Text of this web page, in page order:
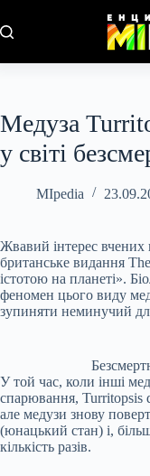
до
вмісту
Медуза
у світі
MIpedia
Жвавий інтерес вчених
британське видання
істотою на планеті».
феномен цього виду
зупиняти неминучий
У той час, коли інші
спарювання, Turritopsis
але медузи знову
(юнацький стан) і,
кількість разів.